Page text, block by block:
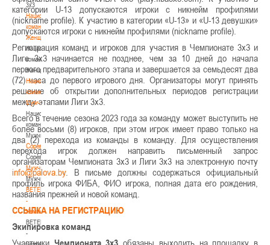
3х3
Национальная
команда.
Женщины
Национальная
команда.
Женщины
Национальная
команда.
Мужчины
Национальная
команда.
Мужчины
Соревнования
Соревнования
Мужчины
Мужчины
BETERA
-
Чемпионат
BETERA
-
Чемпионат
категории U-13 допускаются игроки с никнейм профилями
(nickname profile). К участию в категории «U-13» и «U-13 девушки»
допускаются игроки с никнейм профилями (nickname profile).
Регистрация команд и игроков для участия в Чемпионате 3х3 и
Лиге 3х3 начинается не позднее, чем за 10 дней до начала
первого предварительного этапа и завершается за семьдесят два
(72) часа до первого игрового дня. Организаторы могут принять
решение об открытии дополнительных периодов регистрации
между этапами Лиги 3х3.
Всего в течение сезона 2023 года за команду может выступить не
более восьми (8) игроков, при этом игрок имеет право только на
два (2) перехода из команды в команду. Для осуществления
перехода игрок должен направить письменный запрос
организаторам Чемпионата 3х3 и Лиги 3х3 на электронную почту
. В письме должны содержаться официальный
профиль игрока ФИБА, ФИО игрока, полная дата его рождения,
названия прежней и новой команд.
ССЫЛКА НА РЕГИСТРАЦИЮ
Экипировка команд
Участники Чемпионата 3х3 обязаны выходить на площадку в